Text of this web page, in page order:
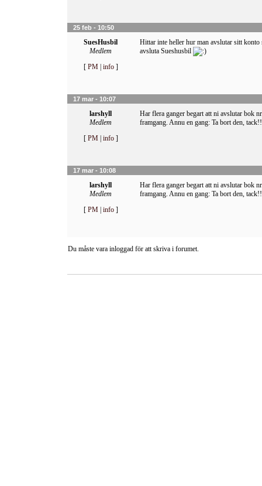
25 feb - 10:50
SuesHusbil
Medlem
[ PM| info]
Hittar inte heller hur man avslutar sitt konto
avsluta Sueshusbil
17 mar - 10:07
larshyll
Medlem
[ PM| info]
Har flera ganger begart att ni avslutar bok
framgang. Annu en gang: Ta bort den, tack!!
17 mar - 10:08
larshyll
Medlem
[ PM| info]
Har flera ganger begart att ni avslutar bok
framgang. Annu en gang: Ta bort den, tack!!
Du måste vara inloggad för att skriva i forumet.